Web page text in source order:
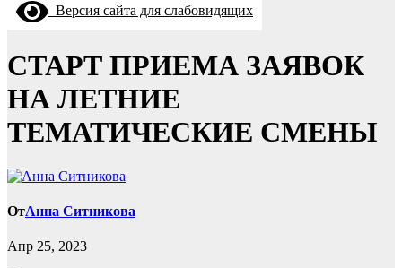
Версия сайта для слабовидящих
СТАРТ ПРИЕМА ЗАЯВОК
НА ЛЕТНИЕ
ТЕМАТИЧЕСКИЕ СМЕНЫ
ОтАнна Ситникова
Апр 25, 2023